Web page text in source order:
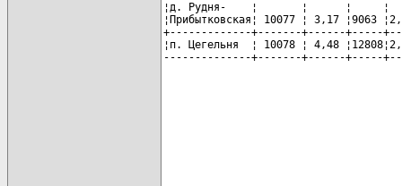
¦д. Рудня-    ¦       ¦      ¦
¦Прибытковская¦ 10077 ¦ 3,17
+-------------+-------+------+-----
¦п. Цегельня  ¦ 10078 ¦ 4,48
--------------+-------+------+-----